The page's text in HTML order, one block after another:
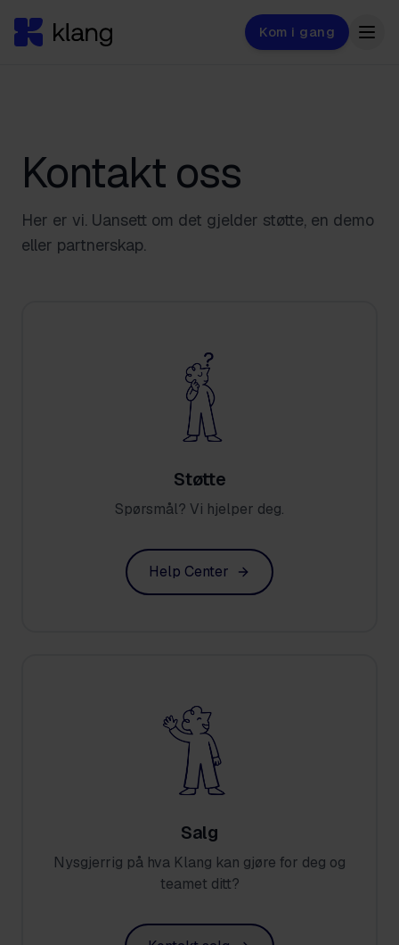
Kom i gang
Kontakt oss
Her er vi. Uansett om det gjelder støtte, en demo
eller partnerskap.
Støtte
Spørsmål? Vi hjelper deg.
Help Center
Salg
Nysgjerrig på hva Klang kan gjøre for deg og
teamet ditt?